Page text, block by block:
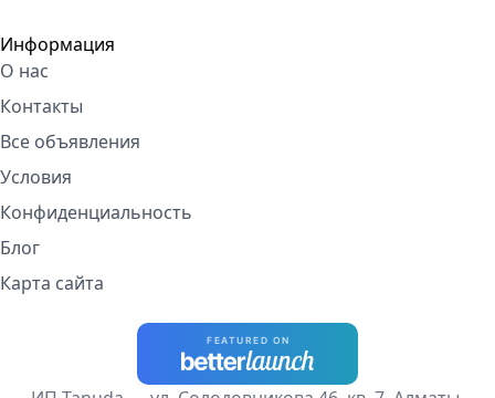
Информация
О нас
Контакты
Все объявления
Условия
Конфиденциальность
Блог
Карта сайта